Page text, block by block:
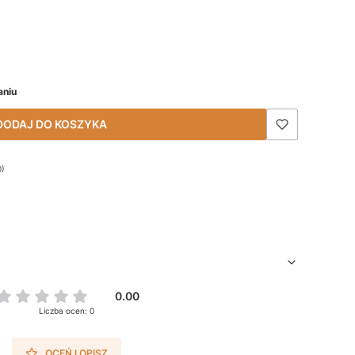
DO KOSZYKA
0.00
Liczba ocen: 0